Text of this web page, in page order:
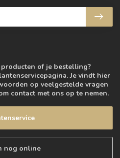
of je bestelling?
Je vindt hier
op veelgestelde vragen
contact met ons op te nemen.
nog online